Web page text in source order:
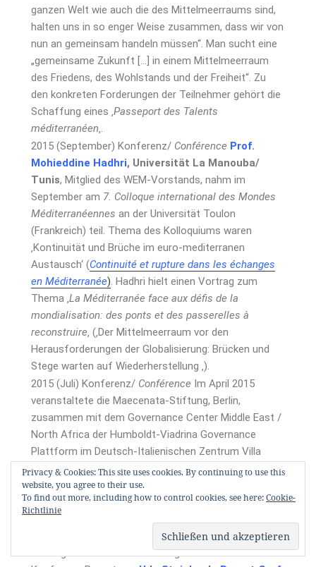
ganzen Welt wie auch die des Mittelmeerraums sind,
halten uns in so enger Weise zusammen, dass wir von
nun an gemeinsam handeln müssen“. Man sucht eine
„gemeinsame Zukunft […] in einem Mittelmeerraum
des Friedens, des Wohlstands und der Freiheit“. Zu
den konkreten Forderungen der Teilnehmer gehört die
Schaffung eines ‚Passeport des Talents
méditerranéen‚.
2015 (September) Konferenz/ Conférence Prof.
Mohieddine Hadhri, Universität La Manouba/
Tunis, Mitglied des WEM-Vorstands, nahm im
September am 7. Colloque international des Mondes
Méditerranéennes an der Universität Toulon
(Frankreich) teil. Thema des Kolloquiums waren
‚Kontinuität und Brüche im euro-mediterranen
Austausch‘ (Continuité et rupture dans les échanges
en Méditerranée). Hadhri hielt einen Vortrag zum
Thema ‚La Méditerranée face aux défis de la
mondialisation: des ponts et des passerelles à
reconstruire‚ (‚Der Mittelmeerraum vor den
Herausforderungen der Globalisierung: Brücken und
Stege warten auf Wiederherstellung ‚).
2015 (Juli) Konferenz/ Conférence Im April 2015
veranstaltete die Maecenata-Stiftung, Berlin,
zusammen mit dem Governance Center Middle East /
North Africa der Humboldt-Viadrina Governance
Plattform im Deutsch-Italienischen Zentrum Villa
Vigoni am Comer See eine Mittelmeer-Konferenz, an
der mit Yamina Bettahar (Nancy) und Bernd Thum
(Karlsruhe/Heidelberg) auch Mitglieder der Stiftung
Wissensraum Europa-Mittelmeer (WEM) teilnahmen.
Udo Steinbach (Berlin), ebenfalls WEM-Mitglied, war
Mit-Organisator. Inzwischen liegt ein ausführlicher
Privacy & Cookies: This site uses cookies. By continuing to use this
website, you agree to their use.
To find out more, including how to control cookies, see here:Cookie-
Richtlinie